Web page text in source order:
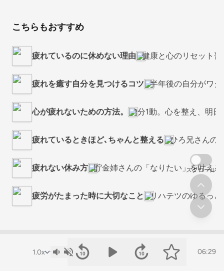
06:29
こちらもおすすめ
疲れているのに休めない理由 健康と心のリセット
疲れを癒す自分を見つけるコツ 半年後の自分がワ
心が疲れないための方法。 1分1動。心を整え、明
疲れているときほど､ちゃんと整える ひろ兄さんの
疲れない休み方 貯金姉さんの「なりたい」を叶える
疲労がたまった時に大切なこと リハテツのゆるっ
スクロール